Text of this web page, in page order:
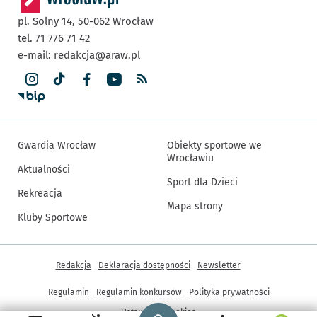
Strona główna - wroclaw.pl
pl. Solny 14, 50-062 Wrocław
tel. 71 776 71 42
e-mail: redakcja@araw.pl
Gwardia Wrocław
Aktualności
Rekreacja
Kluby Sportowe
Obiekty sportowe we
Wrocławiu
Sport dla Dzieci
Mapa strony
Inne informacje
Redakcja Deklaracja dostępności Newsletter
Regulamin Regulamin konkursów
Polityka prywatności
Ustawienia cookies